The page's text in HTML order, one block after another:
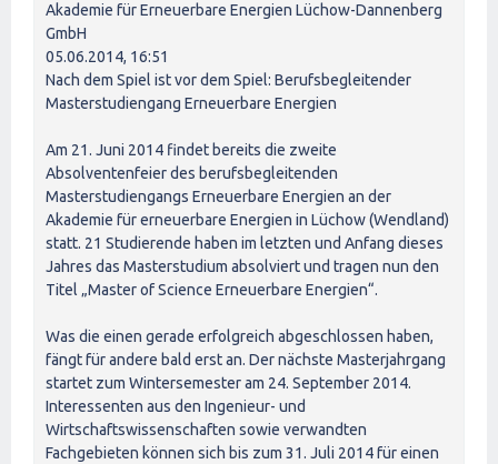
Akademie für Erneuerbare Energien Lüchow-Dannenberg
GmbH
05.06.2014, 16:51
Nach dem Spiel ist vor dem Spiel: Berufsbegleitender
Masterstudiengang Erneuerbare Energien
Am 21. Juni 2014 findet bereits die zweite
Absolventenfeier des berufsbegleitenden
Masterstudiengangs Erneuerbare Energien an der
Akademie für erneuerbare Energien in Lüchow (Wendland)
statt. 21 Studierende haben im letzten und Anfang dieses
Jahres das Masterstudium absolviert und tragen nun den
Titel „Master of Science Erneuerbare Energien“.
Was die einen gerade erfolgreich abgeschlossen haben,
fängt für andere bald erst an. Der nächste Masterjahrgang
startet zum Wintersemester am 24. September 2014.
Interessenten aus den Ingenieur- und
Wirtschaftswissenschaften sowie verwandten
Fachgebieten können sich bis zum 31. Juli 2014 für einen